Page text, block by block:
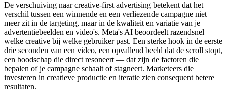
De verschuiving naar creative-first advertising betekent dat het
verschil tussen een winnende en een verliezende campagne niet
meer zit in de targeting, maar in de kwaliteit en variatie van je
advertentiebeelden en video's. Meta's AI beoordeelt razendsnel
welke creative bij welke gebruiker past. Een sterke hook in de eerste
drie seconden van een video, een opvallend beeld dat de scroll stopt,
een boodschap die direct resoneert — dat zijn de factoren die
bepalen of je campagne schaalt of stagneert. Marketeers die
investeren in creatieve productie en iteratie zien consequent betere
resultaten.